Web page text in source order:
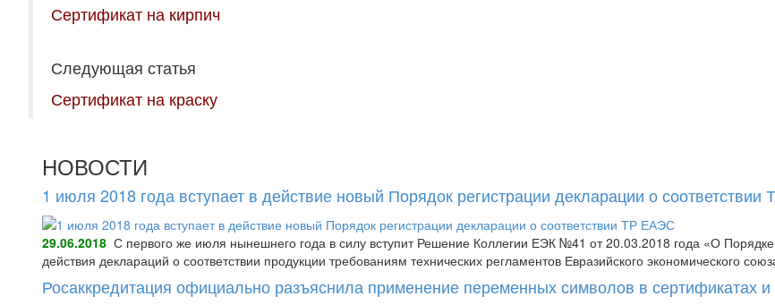
Сертификат на кирпич
Следующая статья
Сертификат на краску
НОВОСТИ
1 июля 2018 года вступает в действие новый Порядок регистрации декларации о
29.06.2018 С первого же июля нынешнего года в силу вступит Решение Коллегии ЕЭК №41 от 20.03.2018 года «О
действия деклараций о соответствии продукции требованиям технических регламентов Евразийского экономического
Росаккредитация официально разъяснила применение переменных символов в сертификатах